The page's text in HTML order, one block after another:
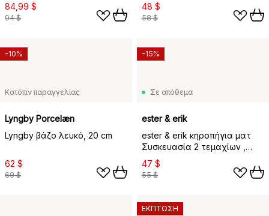
84,99 $
94 $
48 $
58 $
Κατόπιν παραγγελίας
Lyngby Porcelæn
Lyngby βάζο λευκό, 20 cm
62 $
69 $
-10%
Σε απόθεμα
ester & erik
ester & erik κηροπήγια ματ
Συσκευασία 2 τεμαχίων ,
Χρυσαφί
47 $
55 $
-15%
ΕΚΠΤΩΣΗ